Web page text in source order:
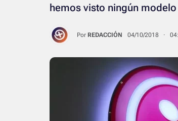
hemos visto ningún
Por REDACCIÓN 04/10/2018 ·